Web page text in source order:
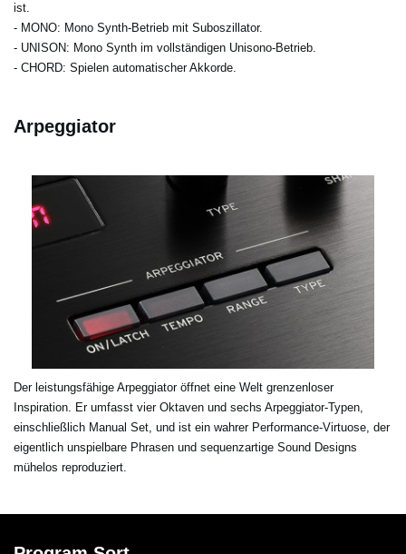
ist.
- MONO: Mono Synth-Betrieb mit Suboszillator.
- UNISON: Mono Synth im vollständigen Unisono-Betrieb.
- CHORD: Spielen automatischer Akkorde.
Arpeggiator
Der leistungsfähige Arpeggiator öffnet eine Welt grenzenloser
Inspiration. Er umfasst vier Oktaven und sechs Arpeggiator-Typen,
einschließlich Manual Set, und ist ein wahrer Performance-Virtuose, der
eigentlich unspielbare Phrasen und sequenzartige Sound Designs
mühelos reproduziert.